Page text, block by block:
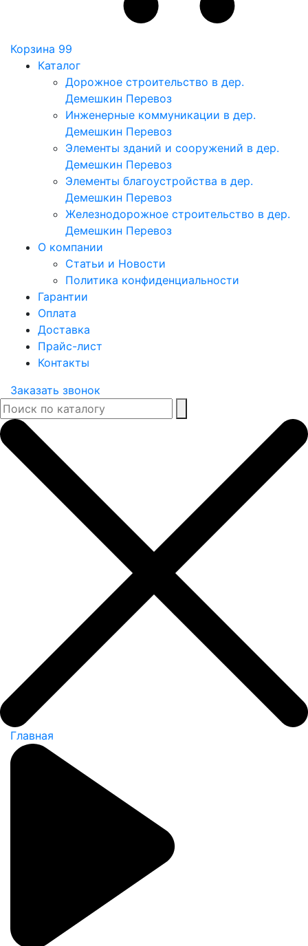
Корзина 99
Каталог
Дорожное строительство в дер.
Демешкин Перевоз
Инженерные коммуникации в дер.
Демешкин Перевоз
Элементы зданий и сооружений в дер.
Демешкин Перевоз
Элементы благоустройства в дер.
Демешкин Перевоз
Железнодорожное строительство в дер.
Демешкин Перевоз
О компании
Статьи и Новости
Политика конфиденциальности
Гарантии
Оплата
Доставка
Прайс-лист
Контакты
Заказать звонок
Главная